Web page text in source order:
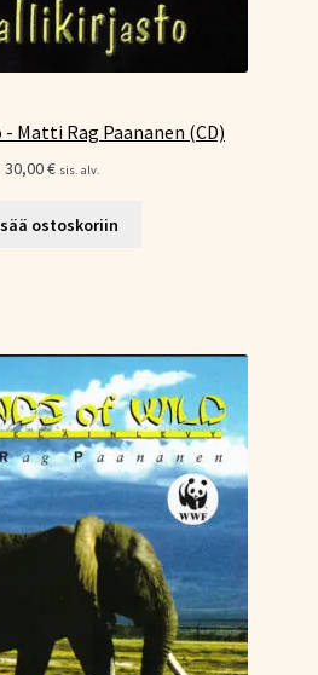
Matti Rag Paananen (CD)
30,00€ sis. alv.
ostoskoriin